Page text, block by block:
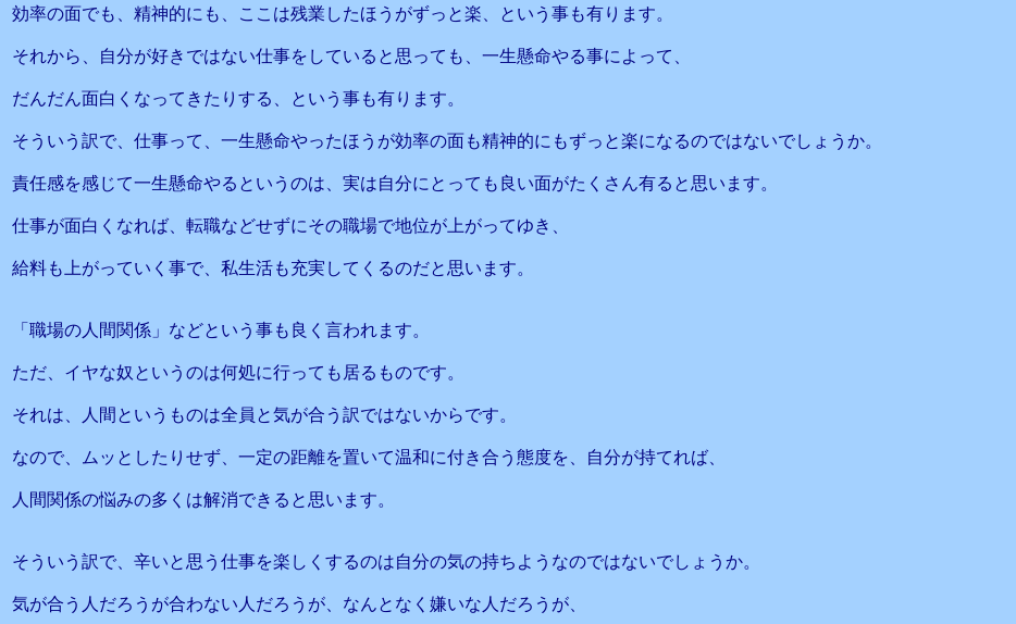
効率の面でも、精神的にも、ここは残業したほうがずっと楽、という事も有ります。
それから、自分が好きではない仕事をしていると思っても、一生懸命やる事によって、
だんだん面白くなってきたりする、という事も有ります。
そういう訳で、仕事って、一生懸命やったほうが効率の面も精神的にもずっと楽になるのではないでしょうか。
責任感を感じて一生懸命やるというのは、実は自分にとっても良い面がたくさん有ると思います。
仕事が面白くなれば、転職などせずにその職場で地位が上がってゆき、
給料も上がっていく事で、私生活も充実してくるのだと思います。
「職場の人間関係」などという事も良く言われます。
ただ、イヤな奴というのは何処に行っても居るものです。
それは、人間というものは全員と気が合う訳ではないからです。
なので、ムッとしたりせず、一定の距離を置いて温和に付き合う態度を、自分が持てれば、
人間関係の悩みの多くは解消できると思います。
そういう訳で、辛いと思う仕事を楽しくするのは自分の気の持ちようなのではないでしょうか。
気が合う人だろうが合わない人だろうが、なんとなく嫌いな人だろうが、